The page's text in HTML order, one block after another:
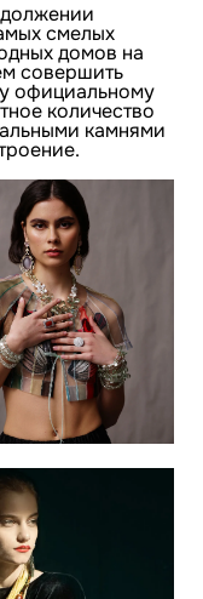
смелых
домов на
совершить
официальному
количество
камнями